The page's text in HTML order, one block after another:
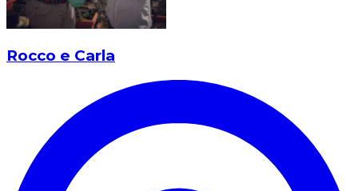
Rocco e Carla